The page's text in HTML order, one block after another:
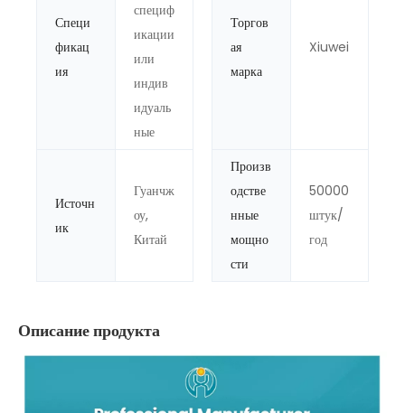
Специ
фикац
ия
специф
икации
или
индив
идуаль
ные
Торгов
ая
марка
Xiuwei
Источн
ик
Гуанчж
оу,
Китай
Произв
одстве
нные
мощно
сти
50000
штук/
год
Описание продукта